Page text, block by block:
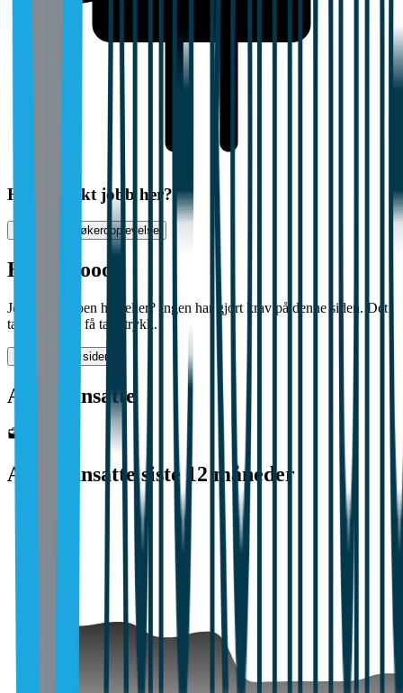
Har du søkt jobb her?
Vurder jobbsøkeropplevelse
Halloooooo?
Jobber det noen her, eller? Ingen har gjort krav på denne siden. Det
tar bare noen få tastetrykk.
Gjør krav på siden
Antall ansatte
Antall ansatte siste 12 måneder